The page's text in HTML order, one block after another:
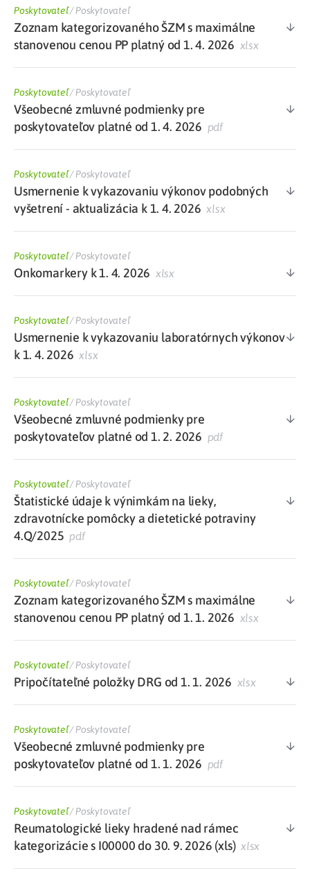
Poskytovateľ/Poskytovateľ
Zoznam kategorizovaného ŠZM s maximálne
stanovenou cenou PP platný od 1. 4. 2026 xlsx
Poskytovateľ/Poskytovateľ
Všeobecné zmluvné podmienky pre
poskytovateľov platné od 1. 4. 2026 pdf
Poskytovateľ/Poskytovateľ
Usmernenie k vykazovaniu výkonov podobných
vyšetrení - aktualizácia k 1. 4. 2026 xlsx
Poskytovateľ/Poskytovateľ
Onkomarkery k 1. 4. 2026 xlsx
Poskytovateľ/Poskytovateľ
Usmernenie k vykazovaniu laboratórnych výkonov
k 1. 4. 2026 xlsx
Poskytovateľ/Poskytovateľ
Všeobecné zmluvné podmienky pre
poskytovateľov platné od 1. 2. 2026 pdf
Poskytovateľ/Poskytovateľ
Štatistické údaje k výnimkám na lieky,
zdravotnícke pomôcky a dietetické potraviny
4.Q/2025 pdf
Poskytovateľ/Poskytovateľ
Zoznam kategorizovaného ŠZM s maximálne
stanovenou cenou PP platný od 1. 1. 2026 xlsx
Poskytovateľ/Poskytovateľ
Pripočítateľné položky DRG od 1. 1. 2026 xlsx
Poskytovateľ/Poskytovateľ
Všeobecné zmluvné podmienky pre
poskytovateľov platné od 1. 1. 2026 pdf
Poskytovateľ/Poskytovateľ
Reumatologické lieky hradené nad rámec
kategorizácie s I00000 do 30. 9. 2026 (xls)xlsx